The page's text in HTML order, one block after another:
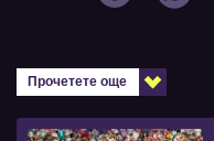
Прочетете още